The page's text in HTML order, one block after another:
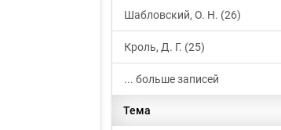
Шабловский, О. Н. (26)
Кроль, Д. Г. (25)
... больше записей
Тема